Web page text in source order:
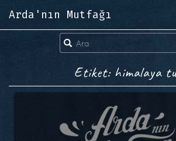
Arda'nın Mutfağı
Etiket: himalaya